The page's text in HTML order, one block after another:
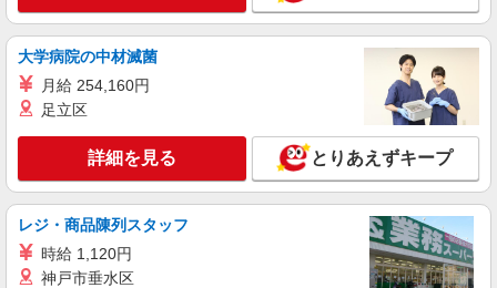
大学病院の中材滅菌
月給 254,160円
足立区
詳細を見る とりあえずキープ
レジ・商品陳列スタッフ
時給 1,120円
神戸市垂水区